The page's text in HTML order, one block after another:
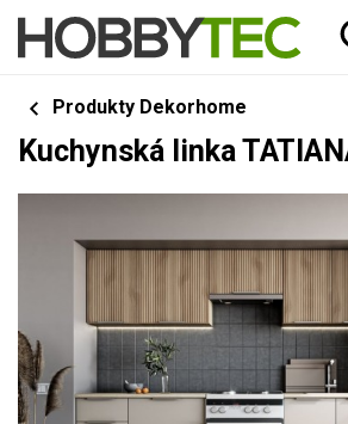
Produkty Dekorhome
Kuchynská linka